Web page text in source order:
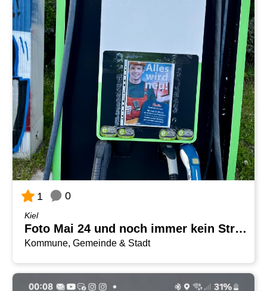
1 0
Kiel
Foto Mai 24 und noch immer kein Strom
Kommune, Gemeinde & Stadt